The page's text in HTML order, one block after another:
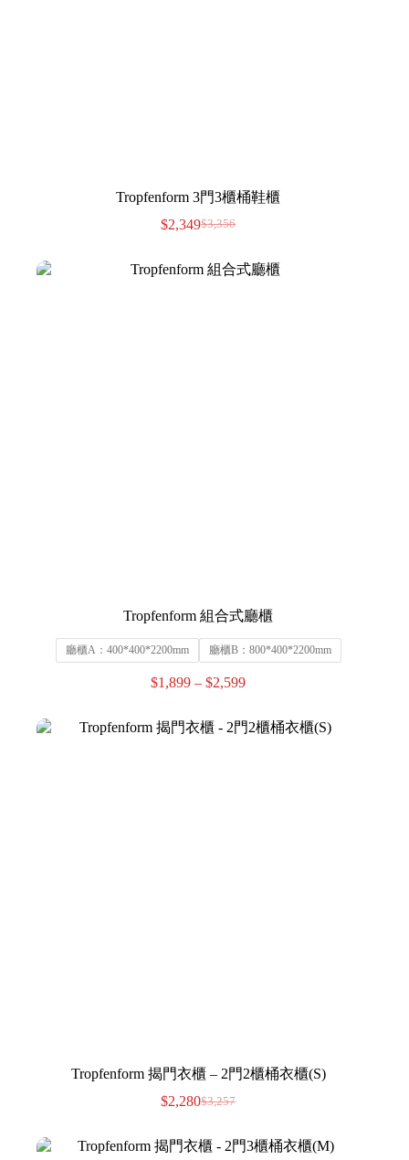
Tropfenform 3門3櫃桶鞋櫃
$3,356
$2,349
Tropfenform 組合式廳櫃
廳櫃A：400*400*2200mm 廳櫃B：800*400*2200mm
$1,899 – $2,599
Tropfenform 揭門衣櫃 – 2門2櫃桶衣櫃(S)
$3,257
$2,280